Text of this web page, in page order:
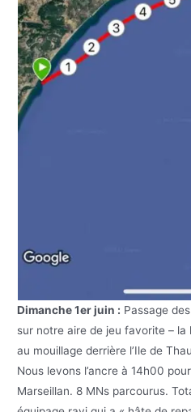
Dimanche 1er juin : Passage
sur notre aire de jeu favorite –
au mouillage derrière l’Ile de
Nous levons l’ancre à 14h00
Marseillan. 8 MNs parcourus.